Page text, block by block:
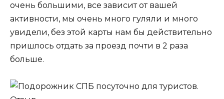
очень большими, все зависит от вашей
активности, мы очень много гуляли и много
увидели, без этой карты нам бы действительно
пришлось отдать за проезд почти в 2 раза
больше.